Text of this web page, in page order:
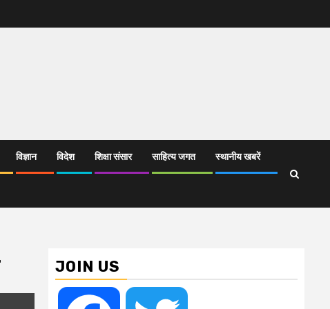
विज्ञान विदेश शिक्षा संसार साहित्य जगत स्थानीय खबरें
JOIN US